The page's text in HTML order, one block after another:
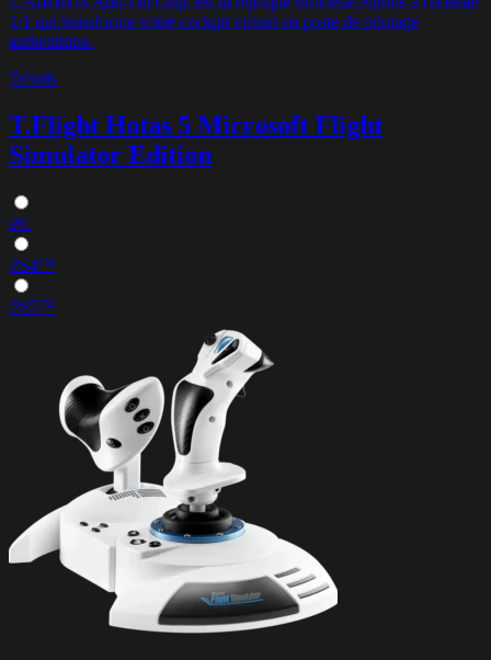
1/1 qui transforme votre cockpit virtuel en poste de pilotage
authentique.
Détails
T.Flight Hotas 5 Microsoft Flight
Simulator Edition
PC
PS4™
PS5™